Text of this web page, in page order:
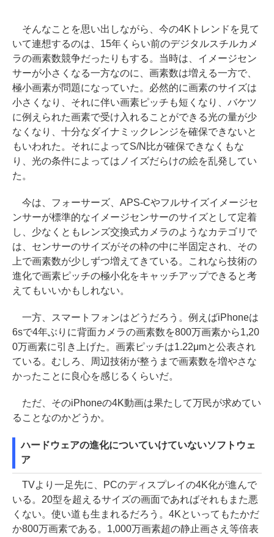
そんなことを思い出しながら、今の4Kトレンドを見て
いて連想するのは、15年くらい前のデジタルスチルカメ
ラの画素数競争だったりもする。当時は、イメージセン
サーが小さくなる一方なのに、画素数は増える一方で、
極小画素が問題になっていた。必然的に画素のサイズは
小さくなり、それに伴い画素ピッチも短くなり、バケツ
に例えられた画素で受け入れることができる光の量が少
なくなり、十分なダイナミックレンジを確保できないと
もいわれた。それによってS/N比が確保できなくもな
り、光の条件によってはノイズだらけの絵を乱発してい
た。
今は、フォーサーズ、APS-Cやフルサイズイメージセ
ンサーが標準的なイメージセンサーのサイズとして定着
し、少なくともレンズ交換式カメラのようなカテゴリで
は、センサーのサイズがその枠の中に半固定され、その
上で画素数が少しずつ増えてきている。これなら技術の
進化で画素ピッチの極小化をキャッチアップできると考
えてもいいかもしれない。
一方、スマートフォンはどうだろう。例えばiPhoneは
6sで4年ぶりに背面カメラの画素数を800万画素から1,20
0万画素に引き上げた。画素ピッチは1.22μmと公表され
ている。むしろ、周辺技術が整うまで画素数を増やさな
かったことに良心を感じるくらいだ。
ただ、そのiPhoneの4K動画は果たして万民が求めてい
ることなのかどうか。
ハードウェアの進化についていけていないソフトウェ
ア
TVより一足先に、PCのディスプレイの4K化が進んで
いる。20型を超えるサイズの画面であればそれもまた悪
くない。使い道も生まれるだろう。4Kといってもたかだ
か800万画素である。1,000万画素超の静止画さえ等倍表